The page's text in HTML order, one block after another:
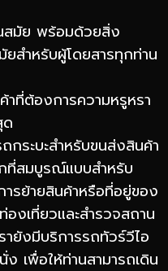
สมัย พร้อมด้วยสิ่ง
สำหรับผู้โดยสารทุกท่าน
ที่ต้องการความหรูหรา
กระบะสำหรับขนส่งสินค้า
กที่สมบูรณ์แบบสำหรับ
รย้ายสินค้าหรือที่อยู่ของ
งเที่ยวและสำรวจสถาน
ายังมีบริการรถทัวร์วีไอ
เพื่อให้ท่านสามารถเดิน